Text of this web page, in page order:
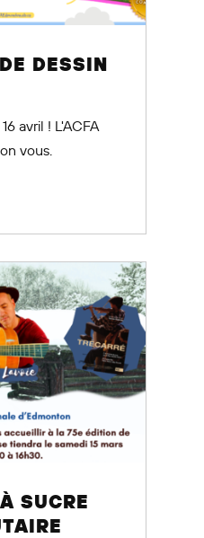
DESSIN
avril ! L'ACFA
vous.
SUCRE